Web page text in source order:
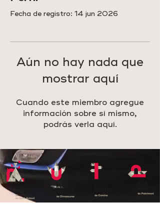
Fecha de registro: 14 jun 2026
Aún no hay nada que
mostrar aquí
Cuando este miembro agregue
información sobre sí mismo,
podrás verla aquí.